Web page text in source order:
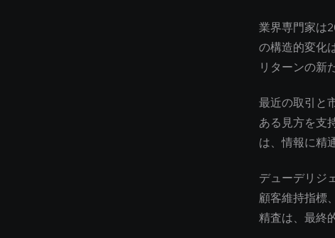
業界専門家は
の構造的変化
リターンの新
最近の取引と
ある見方を支
は、情報に精
デューデリジ
顧客維持指標
精査は、最終